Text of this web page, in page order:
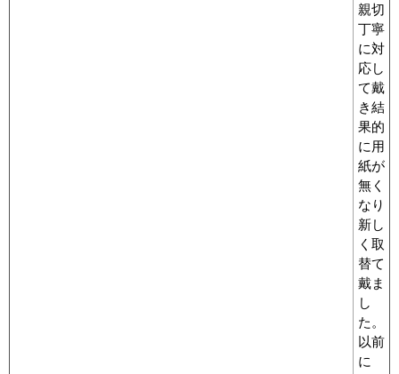
親切
丁寧
に対
応し
て戴
き結
果的
に用
紙が
無く
なり
新し
く取
替て
戴ま
し
た。
以前
に